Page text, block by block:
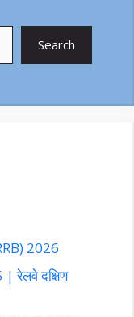
Search
2026
रेलवे दक्षिण